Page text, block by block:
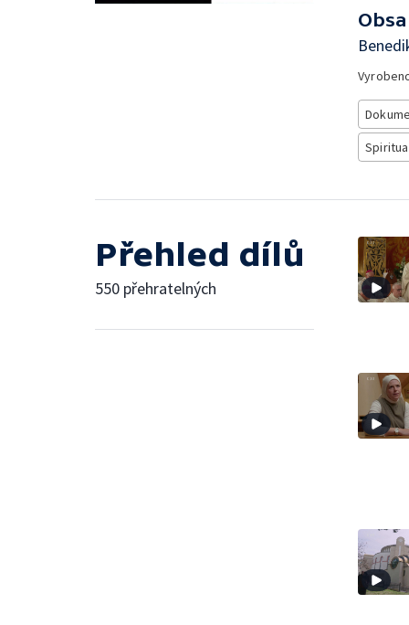
Přehled dílů
550 přehratelných